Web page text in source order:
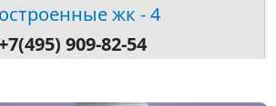
жк - 4
909-82-54